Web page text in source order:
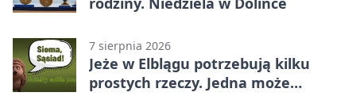
7 sierpnia 2026
Jeże w Elblągu potrzebują kilku
prostych rzeczy. Jedna może